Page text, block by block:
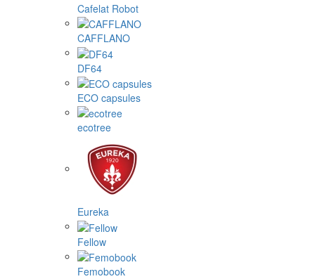
Cafelat Robot
CAFFLANO
DF64
ECO capsules
ecotree
Eureka
Fellow
Femobook